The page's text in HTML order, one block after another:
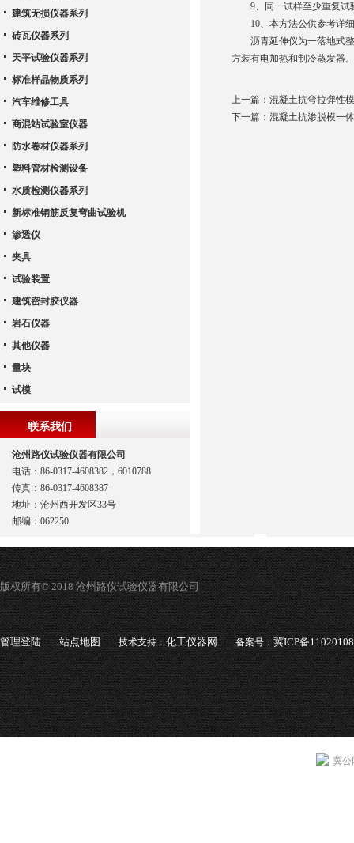
9、同一试样至少重复试验
10、本方法公供参考详细
沥青延伸仪为一落地式整
方装有电加热和制冷蒸发器
上一篇： 混凝土抗弯拉弹性
下一篇： 混凝土抗渗脱模一
建筑无损仪器系列
砖瓦仪器系列
天平试验仪器系列
标准样品物质系列
汽车维修工具
商混站试验室仪器
防水卷材仪器系列
塑料管材检测设备
水质检测仪器系列
新标准钢筋反复弯曲试验机
渗透仪
夹具
试验装置
建筑密封胶仪器
岩石仪器
其他仪器
量块
试模
联系我们
沧州路仪试验仪器有限公司
电话：86-0317-4608382，6010788
传真：86-0317-4608387
地址：沧州西开发区33号
邮编：062250
版权所有© 2018 沧州路仪试验仪器有限公司
管理登陆 站点地图 技术支持：化工仪器网 备案号：冀ICP备
冀公